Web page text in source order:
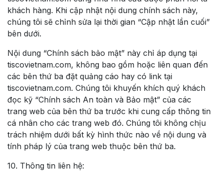
khách hàng. Khi cập nhật nội dung chính sách này,
chúng tôi sẽ chỉnh sửa lại thời gian “Cập nhật lần cuối”
bên dưới.
Nội dung “Chính sách bảo mật” này chỉ áp dụng tại
tiscovietnam.com, không bao gồm hoặc liên quan đến
các bên thứ ba đặt quảng cáo hay có link tại
tiscovietnam.com. Chúng tôi khuyến khích quý khách
đọc kỹ “Chính sách An toàn và Bảo mật” của các
trang web của bên thứ ba trước khi cung cấp thông tin
cá nhân cho các trang web đó. Chúng tôi không chịu
trách nhiệm dưới bất kỳ hình thức nào về nội dung và
tính pháp lý của trang web thuộc bên thứ ba.
10. Thông tin liên hệ: